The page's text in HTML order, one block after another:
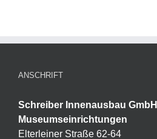
ANSCHRIFT
Schreiber Innenausbau GmbH
Museumseinrichtungen
Elterleiner Straße 62-64